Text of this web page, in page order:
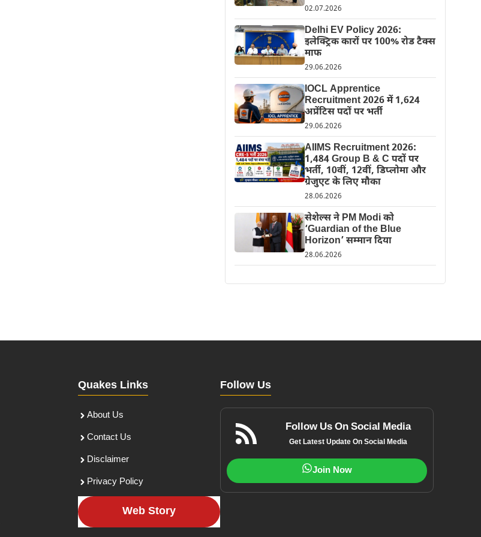
02.07.2026
Delhi EV Policy 2026:
इलेक्ट्रिक कारों पर 100% रोड टैक्स
माफ
29.06.2026
IOCL Apprentice
Recruitment 2026 में 1,624
अप्रेंटिस पदों पर भर्ती
29.06.2026
AIIMS Recruitment 2026:
1,484 Group B & C पदों पर
भर्ती, 10वीं, 12वीं, डिप्लोमा और
ग्रेजुएट के लिए मौका
28.06.2026
सेशेल्स ने PM Modi को
‘Guardian of the Blue
Horizon’ सम्मान दिया
28.06.2026
Quakes Links
About Us
Contact Us
Disclaimer
Privacy Policy
Web Story
Follow Us
Follow Us On Social Media
Get Latest Update On Social Media
Join Now